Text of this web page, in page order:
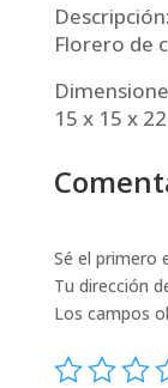
Descripción:
Florero de
15 x 15 x
Sé el primero
Tu dirección
Los campos